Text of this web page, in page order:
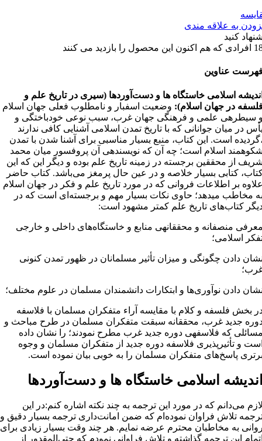
به علاقه مندی
کنید
افرادی که هم اکنون این محصول را بازدید می کنند
عناوین
اسلامی خاستگاه ها و دست‌آوردها (سیری در تاریخ علم و
در جهان اسلام): وضعیت اسفبار و نامطلوب فعلی جهان اسلام
سیطره­ی علمی و فرهنگی جهان غرب، سبب نوعی خودباختگی و
در میان جوانانی که با تاریخ تمدن اسلامی آشنایی کافی ندارند
است. این کتاب، منبع بسیار مناسبی برای آشنا شدن با تمدن
اسلام است؛ چه آن که نویسنده­ی آن پروفسور میان محمد
از محققین برجسته در زمینه تاریخ علم بوده و دیگر این که این
کتابی بسیار خلاصه و در عین حال پرمغز می‌باشد. کتاب حاضر
بر اطلاعات فروانی که در مورد تاریخ علم و فکر در جهان اسلام
مخاطب می­دهد؛ حاوی نکات بسیار مهم و برجسته‌ای است که در
کتاب‌های تاریخ علم کمتر مشهود است:
منصفانه و محققانه­ی منابع و خاستگاه‌های داخلی و خارجی
اسلامی؛
دادن چگونگی و میزان تأثیر مسلمانان در ظهور تمدن کنونی
دادن نوآوری‌ها و ابتکارات دانشمندان مسلمان در علوم مختلف؛
بخش فلسفه و کلام با مقایسه آراء متفکران مسلمان با فلاسفه
جدید غرب، محققانه سبقت متفکران مسلمان در طرح مباحث و
که فلاسفه­ی دوره جدید غرب مطرح نمودند؛ را نشان داده
و تأثیرپذیری فلاسفه دوره جدید از متفکران مسلمان و وجوه
پاسخ‌های متفکران مسلمان را به خوبی بیان نموده است.
اسلامی خاستگاه ها و دست‌آوردها
می‌دانم که در مورد این ترجمه به چند نکته اشاره کنم:در این
تلاش فراوان نموده‌ام که ضمن امانت‌داری ترجمه بسیار دقیق و
به مخاطبان محترم عرضه نمایم. هر چند وقت بسیار زیادی برای
این ترجمه گذاشته و تلاش فراوانی نمودم که حتی‌المقدور از